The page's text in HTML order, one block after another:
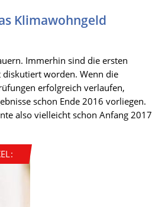
Klimawohngeld
Immerhin sind die ersten
diskutiert worden. Wenn die
erfolgreich verlaufen,
schon Ende 2016 vorliegen.
also vielleicht schon Anfang 2017